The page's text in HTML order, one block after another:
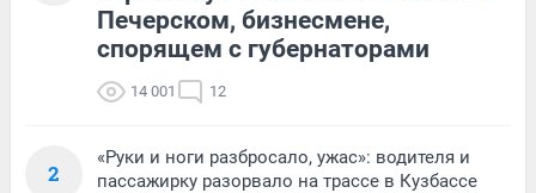
Печерском, бизнесмене,
спорящем с губернаторами
14 001 12
2
«Руки и ноги разбросало, ужас»: водителя и
пассажирку разорвало на трассе в Кузбассе